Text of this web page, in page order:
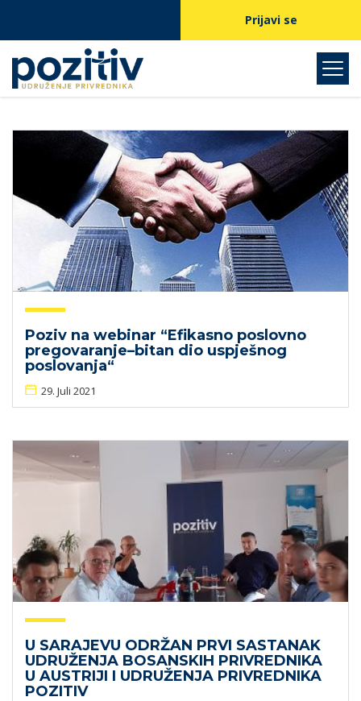
Prijavi se
Poziv na webinar “Efikasno poslovno
pregovaranje–bitan dio uspješnog
poslovanja“
29. Juli 2021
U SARAJEVU ODRŽAN PRVI SASTANAK
UDRUŽENJA BOSANSKIH PRIVREDNIKA
U AUSTRIJI I UDRUŽENJA PRIVREDNIKA
POZITIV